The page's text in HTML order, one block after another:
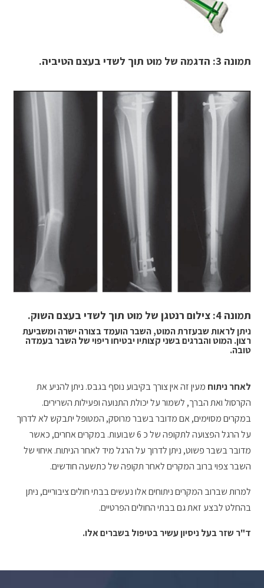
תמונה 3: הדגמה של מוט תוך לשדי בעצם הטיביה.
תמונה 4: צילום רנטגן של מוט תוך לשדי בעצם השוק.
ניתן לראות שבעזרת המוט, השבר הועמד בצורה ישרה ומשביעת
רצון. המוט והברגים בשני קצותיו יבטיחו ריפוי של השבר בעמדה
טובה.
לאחר ניתוח מעין זה אין צורך בקיבוע נוסף בגבס. ניתן להניע את
הקרסול ואת הברך, לשמור על יכולת התנועה ופעילות השרירים.
במקרים מסוימים, אם מדובר בשבר מרוסק, המטופל יתבקש לא לדרוך
על הרגל הפצועה לתקופה של כ 6 שבועות. במקרים אחרים, כאשר
מדובר בשבר פשוט, ניתן לדרוך על הרגל מיד לאחר הניתוח. איחוי של
השבר צפוי ברוב המקרים לאחר תקופה של כתשעה חודשים.
למרות שברוב המקרים ניתוחים אלו נעשים בבתי חולים ציבוריים, ניתן
בהחלט לבצע זאת גם בבתי החולים הפרטיים.
ד"ר שזר בעל ניסיון עשיר בטיפול בשברים אלו.